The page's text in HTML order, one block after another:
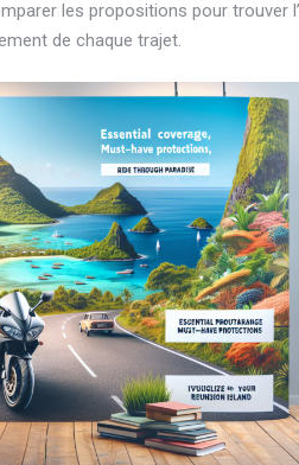
les propositions pour trouver
de chaque trajet.